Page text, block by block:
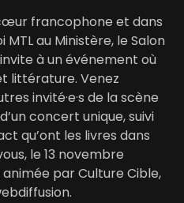
francophone et dans
au Ministère, le Salon
à un événement où
littérature. Venez
invité·e·s de la scène
concert unique, suivi
qu’ont les livres dans
le 13 novembre
animée par Culture Cible,